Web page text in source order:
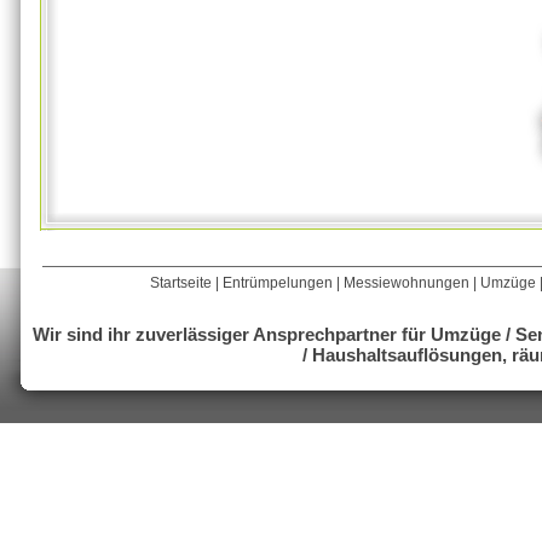
Startseite Entrümpelungen Messiewohnungen Umzüge
Wir sind ihr zuverlässiger Ansprechpartner für Umzüge /
/ Haushaltsauflösungen,